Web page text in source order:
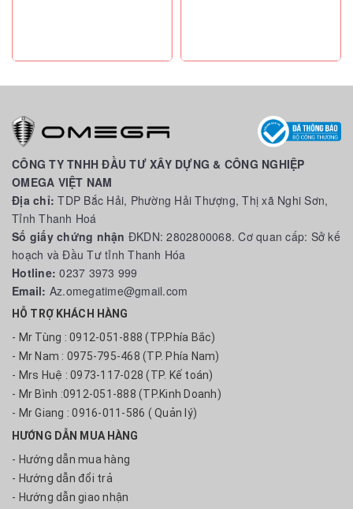
CÔNG TY TNHH ĐẦU TƯ XÂY DỰNG & CÔNG NGHIỆP
OMEGA VIỆT NAM
Địa chỉ:TDP Bắc Hải, Phường Hải Thượng, Thị xã Nghi Sơn,
Tỉnh Thanh Hoá
Số giấy chứng nhận ĐKDN: 2802800068. Cơ quan cấp: Sở kế
hoạch và Đầu Tư tỉnh Thanh Hóa
Hotline:0237 3973 999
Email: Az.omegatime@gmail.com
HỖ TRỢ KHÁCH HÀNG
- Mr Tùng : 0912-051-888 (TP.Phía Bắc)
- Mr Nam : 0975-795-468 (TP. Phía Nam)
- Mrs Huệ : 0973-117-028 (TP. Kế toán)
- Mr Bình :0912-051-888 (TP.Kinh Doanh)
- Mr Giang : 0916-011-586 ( Quản lý)
HƯỚNG DẪN MUA HÀNG
- Hướng dẫn mua hàng
- Hướng dẫn đổi trả
- Hướng dẫn giao nhận